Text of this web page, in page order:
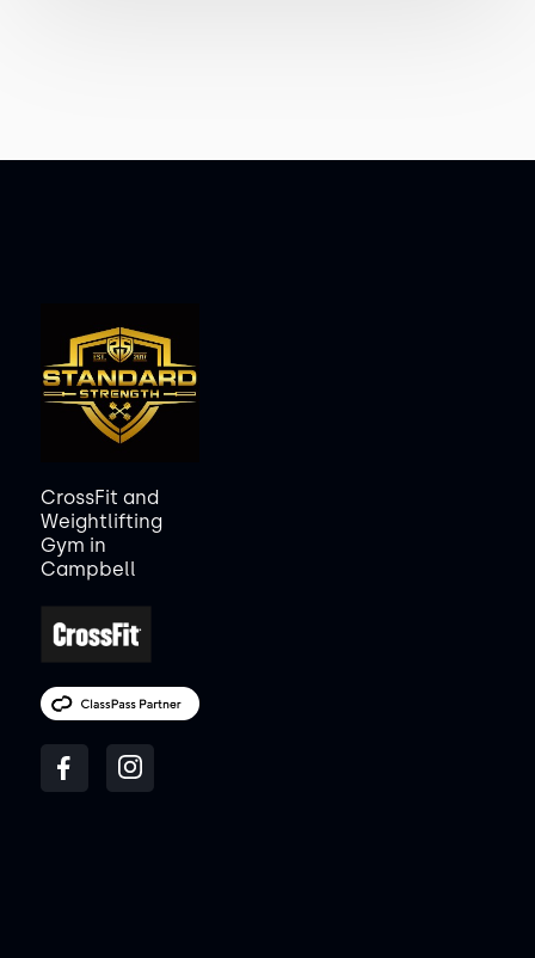
CrossFit and
Weightlifting
Gym in
Campbell